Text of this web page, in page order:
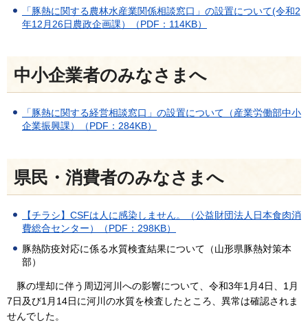
「豚熱に関する農林水産業関係相談窓口」の設置について(令和2
年12月26日農政企画課）（PDF：114KB）
中小企業者のみなさまへ
「豚熱に関する経営相談窓口」の設置について（産業労働部中小
企業振興課）（PDF：284KB）
県民・消費者のみなさまへ
【チラシ】CSFは人に感染しません。（公益財団法人日本食肉消
費総合センター）（PDF：298KB）
豚熱防疫対応に係る水質検査結果について（山形県豚熱対策本
部）
豚の埋却に伴う周辺河川への影響について、令和3年1月4日、1月
7日及び1月14日に河川の水質を検査したところ、異常は確認されま
せんでした。